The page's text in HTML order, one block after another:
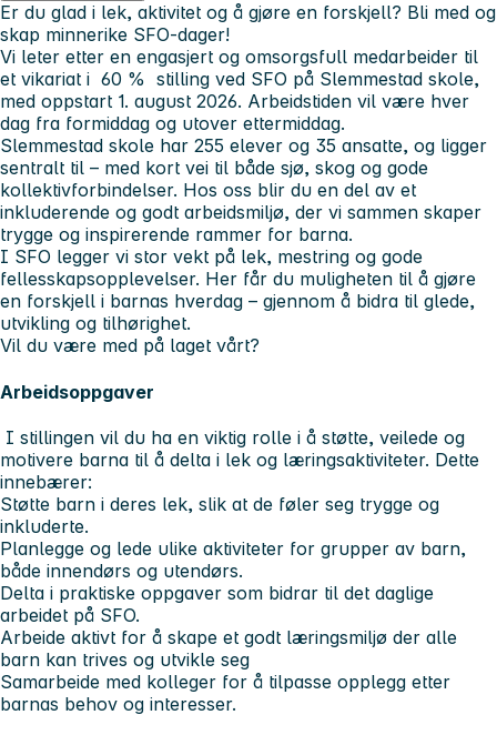
Er du glad i lek, aktivitet og å gjøre en forskjell? Bli med og
skap minnerike SFO-dager!
Vi leter etter en engasjert og omsorgsfull medarbeider til
et vikariat i 60 % stilling ved SFO på Slemmestad skole,
med oppstart 1. august 2026. Arbeidstiden vil være hver
dag fra formiddag og utover ettermiddag.
Slemmestad skole har 255 elever og 35 ansatte, og ligger
sentralt til – med kort vei til både sjø, skog og gode
kollektivforbindelser. Hos oss blir du en del av et
inkluderende og godt arbeidsmiljø, der vi sammen skaper
trygge og inspirerende rammer for barna.
I SFO legger vi stor vekt på lek, mestring og gode
fellesskapsopplevelser. Her får du muligheten til å gjøre
en forskjell i barnas hverdag – gjennom å bidra til glede,
utvikling og tilhørighet.
Vil du være med på laget vårt?
Arbeidsoppgaver
I stillingen vil du ha en viktig rolle i å støtte, veilede og
motivere barna til å delta i lek og læringsaktiviteter. Dette
innebærer:
Støtte barn i deres lek, slik at de føler seg trygge og
inkluderte.
Planlegge og lede ulike aktiviteter for grupper av barn,
både innendørs og utendørs.
Delta i praktiske oppgaver som bidrar til det daglige
arbeidet på SFO.
Arbeide aktivt for å skape et godt læringsmiljø der alle
barn kan trives og utvikle seg
Samarbeide med kolleger for å tilpasse opplegg etter
barnas behov og interesser.